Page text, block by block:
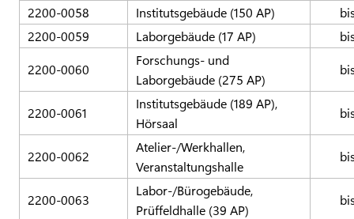
2200-0058
Institutsgebäude (150 AP)
2200-0059
Laborgebäude (17 AP)
2200-0060
Forschungs- und
Laborgebäude (275 AP)
2200-0061
Institutsgebäude (189 AP),
Hörsaal
2200-0062
Atelier-/Werkhallen,
Veranstaltungshalle
2200-0063
Labor-/Bürogebäude,
Prüffeldhalle (39 AP)